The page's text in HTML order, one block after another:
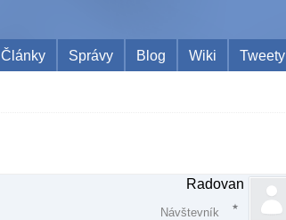
Články Správy Blog Wiki Tweety
Radovan
Návštevník